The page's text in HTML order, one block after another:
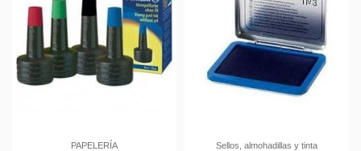
PAPELERÍA Sellos, almohadillas y tinta